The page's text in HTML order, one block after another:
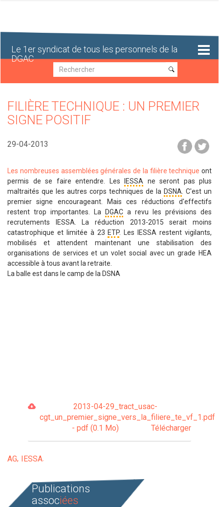
Le 1er syndicat de tous les personnels de la
DGAC
Recherche
Recherche
FILIÈRE TECHNIQUE : UN PREMIER
SIGNE POSITIF
29-04-2013
Les nombreuses assemblées générales de la filière technique ont
permis de se faire entendre. Les
IESSA ne seront pas plus
maltraités que les autres corps techniques de la DSNA . C'est un
premier signe encourageant. Mais ces réductions d'effectifs
restent trop importantes. La
DGAC a revu les prévisions des
recrutements IESSA. La réduction 2013-2015 serait moins
catastrophique et limitée à 23 ETP. Les IESSA restent vigilants,
mobilisés et attendent maintenant une stabilisation des
organisations de services et un volet social avec un grade HEA
accessible à tous avant la retraite.
La balle est dans le camp de la DSNA
2013-04-29_tract_usac-
cgt_un_premier_signe_vers_la_filiere_te_vf_1.pdf
- pdf (0.1 Mo)
Télécharger
AG IESSA
Publications
associées